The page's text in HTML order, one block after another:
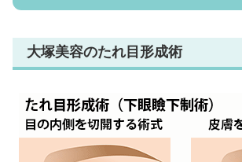
大塚美容のたれ目形成術